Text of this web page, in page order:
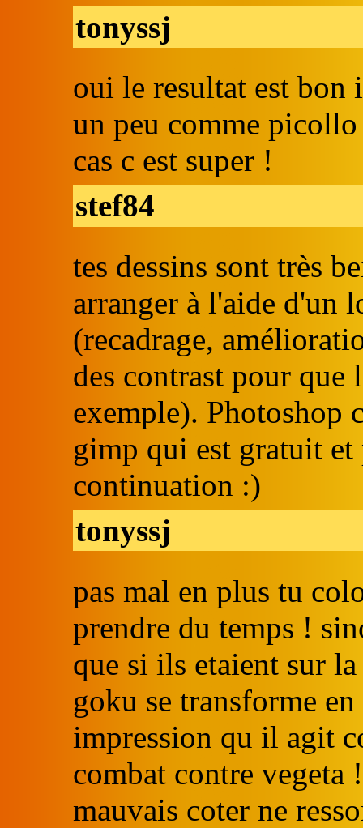
tonyssj
oui le resultat est bon
un peu comme
cas c est super !
stef84
tes dessins sont très
arranger à l'aide d'un
(recadrage,
des contrast pour que
exemple). Photoshop
gimp qui est gratuit et
continuation :)
tonyssj
pas mal en plus tu
prendre du temps !
que si ils etaient sur
goku se transforme
impression qu il agit
combat contre vegeta
mauvais coter ne